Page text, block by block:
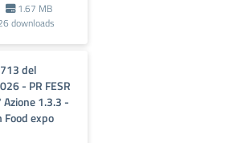
1.67 MB
downloads
del
- PR FESR
1.3.3 -
Food expo